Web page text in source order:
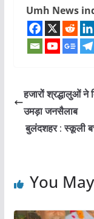
Umh News
हजारों श्रद्धालुओं ने
उमड़ा जनसैलाब
बुलंदशहर : स्कूली
You